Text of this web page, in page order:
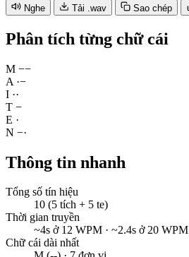
Nghe Tải .wav Sao chép
Phân tích từng chữ cái
M −−
A ·−
I ··
T −
E ·
N −·
Thông tin nhanh
Tổng số tín hiệu
10 (5 tích + 5 te)
Thời gian truyền
~4s ở 12 WPM · ~2.4s ở 20 WPM
Chữ cái dài nhất